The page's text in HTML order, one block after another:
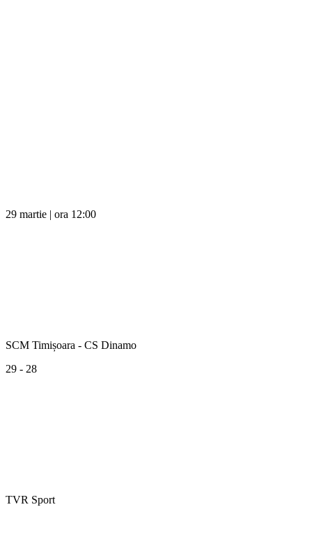
29 martie | ora 12:00
SCM Timișoara - CS Dinamo
29 - 28
TVR Sport